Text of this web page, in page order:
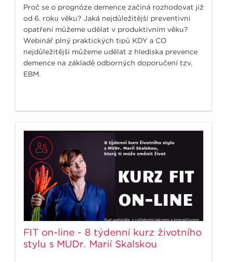
Proč se o prognóze demence začíná rozhodovat již
od 6. roku věku? Jaká nejdůležitější preventivní
opatření můžeme udělat v produktivním věku?
Webinář plný praktických tipů KDY a CO
nejdůležitější můžeme udělat z hlediska prevence
demence na základě odborných doporučení tzv.
EBM.
FIT on-line - 8 týdenní kurz životního
stylu s MUDr. Marií Skalskou